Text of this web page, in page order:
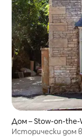
Дом – Stow-on-the-
Исторически дом